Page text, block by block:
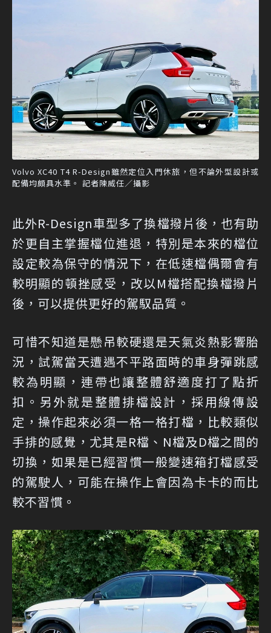
Volvo XC40 T4 R-Design雖然定位入門休旅，但不論外型設計或
配備均頗具水準。 記者陳威任／攝影
此外R-Design車型多了換檔撥片後，也有助
於更自主掌握檔位進退，特別是本來的檔位
設定較為保守的情況下，在低速檔偶爾會有
較明顯的頓挫感受，改以M檔搭配換檔撥片
後，可以提供更好的駕馭品質。
可惜不知道是懸吊較硬還是天氣炎熱影響胎
況，試駕當天遭遇不平路面時的車身彈跳感
較為明顯，連帶也讓整體舒適度打了點折
扣。另外就是整體排檔設計，採用線傳設
定，操作起來必須一格一格打檔，比較類似
手排的感覺，尤其是R檔、N檔及D檔之間的
切換，如果是已經習慣一般變速箱打檔感受
的駕駛人，可能在操作上會因為卡卡的而比
較不習慣。